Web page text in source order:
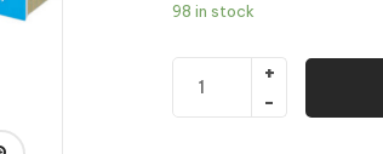
98 in stock